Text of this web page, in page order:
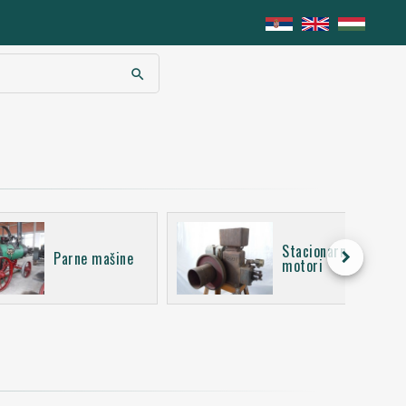
search
Parne mašine Stacionarni
motori keyboard_arrow_right